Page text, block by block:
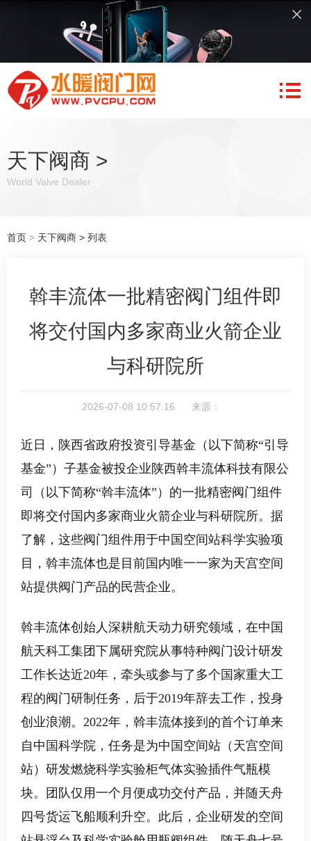
天下阀商 >
World Valve Dealer
首页 > 天下阀商 > 列表
斡丰流体一批精密阀门组件即
将交付国内多家商业火箭企业
与科研院所
2026-07-08 10:57:16 来源：
近日，陕西省政府投资引导基金（以下简称“引导
基金”）子基金被投企业陕西斡丰流体科技有限公
司（以下简称“斡丰流体”）的一批精密阀门组件
即将交付国内多家商业火箭企业与科研院所。据
了解，这些阀门组件用于中国空间站科学实验项
目，斡丰流体也是目前国内唯一一家为天宫空间
站提供阀门产品的民营企业。
斡丰流体创始人深耕航天动力研究领域，在中国
航天科工集团下属研究院从事特种阀门设计研发
工作长达近20年，牵头或参与了多个国家重大工
程的阀门研制任务，后于2019年辞去工作，投身
创业浪潮。 2022年，斡丰流体接到的首个订单来
自中国科学院，任务是为中国空间站（天宫空间
站）研发燃烧科学实验柜气体实验插件气瓶模
块。团队仅用一个月便成功交付产品，并随天舟
四号货运飞船顺利升空。此后，企业研发的空间